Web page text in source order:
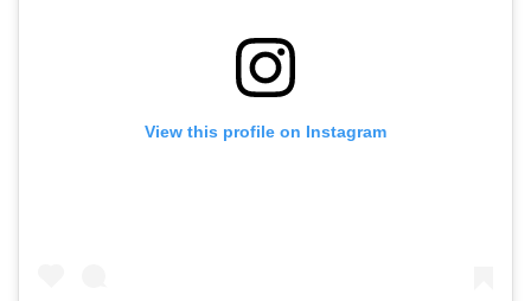
View this profile on Instagram